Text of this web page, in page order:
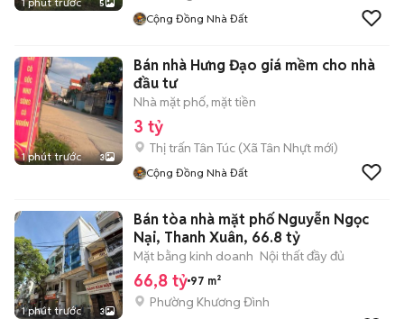
5
Cộng Đồng Nhà Đất
1 phút trước 3
Bán nhà Hưng Đạo giá mềm cho nhà
đầu tư
Nhà mặt phố, mặt tiền
3 tỷ
Thị trấn Tân Túc (Xã Tân Nhựt mới)
Cộng Đồng Nhà Đất
1 phút trước 3
Bán tòa nhà mặt phố Nguyễn Ngọc
Nại, Thanh Xuân, 66.8 tỷ
Mặt bằng kinh doanh Nội thất đầy đủ
66,8 tỷ 97 m²
Phường Khương Đình